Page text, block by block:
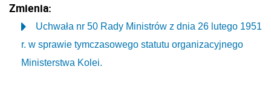
Zmienia:
Uchwała nr 50 Rady Ministrów z dnia 26 lutego 1951
r. w sprawie tymczasowego statutu organizacyjnego
Ministerstwa Kolei.